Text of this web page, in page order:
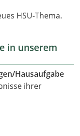
HSU-Thema.
in unserem
Hausaufgabe
ihrer